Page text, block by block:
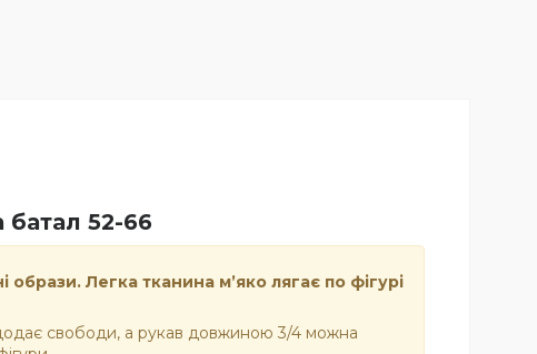
батал 52-66
Легка тканина м’яко лягає по фігурі
свободи, а рукав довжиною 3/4 можна